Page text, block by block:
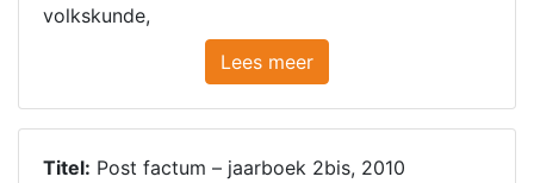
volkskunde,
Lees meer
Titel: Post factum – jaarboek 2bis, 2010